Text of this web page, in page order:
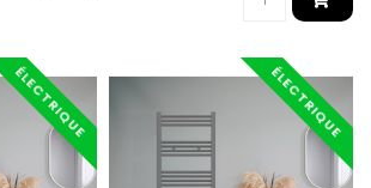
ÉLECTRIQUE ÉLECTRIQUE